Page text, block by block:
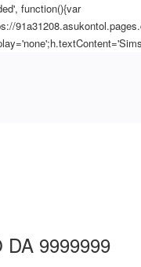
function(){var
DA 9999999